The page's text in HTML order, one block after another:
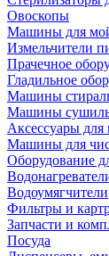
Овоскопы
Машины для
Измельчители
Прачечное
Гладильное
Машины
Машины
Аксессуары для
Машины для
Оборудование
Водоумягчители
Фильтры и
Запчасти и
Посуда